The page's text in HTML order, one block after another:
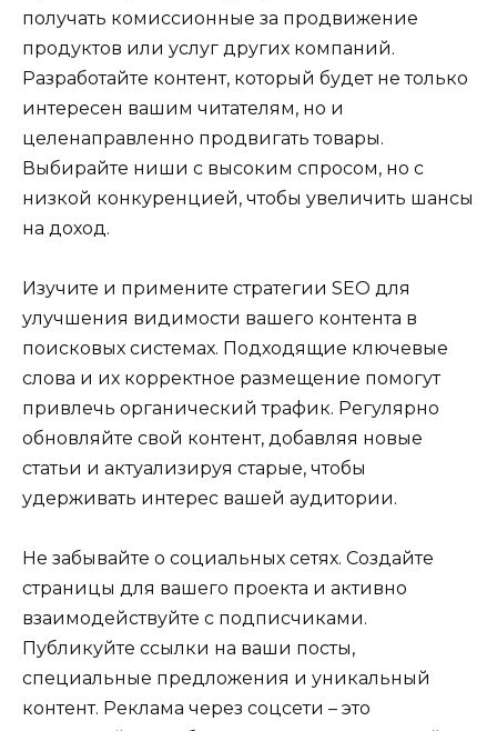
получать комиссионные за продвижение
продуктов или услуг других компаний.
Разработайте контент, который будет не только
интересен вашим читателям, но и
целенаправленно продвигать товары.
Выбирайте ниши с высоким спросом, но с
низкой конкуренцией, чтобы увеличить шансы
на доход.
Изучите и примените стратегии SEO для
улучшения видимости вашего контента в
поисковых системах. Подходящие ключевые
слова и их корректное размещение помогут
привлечь органический трафик. Регулярно
обновляйте свой контент, добавляя новые
статьи и актуализируя старые, чтобы
удерживать интерес вашей аудитории.
Не забывайте о социальных сетях. Создайте
страницы для вашего проекта и активно
взаимодействуйте с подписчиками.
Публикуйте ссылки на ваши посты,
специальные предложения и уникальный
контент. Реклама через соцсети – это